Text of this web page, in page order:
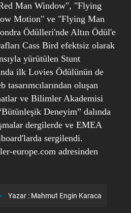
Man Window", "Flying
Motion" ve "Flying Man
Ödülleri'nde Altın Ödül'e
Cass Bird efektsiz olarak
yürütülen Stunt
ilk Lovies Ödülünün de
oluşan
ve Bilimler Akademisi
Deneyim” dalında
dergilerde ve EMEA
sergilendi.
europe.com adresinden
Yazar : Mahmut Engin Karaca